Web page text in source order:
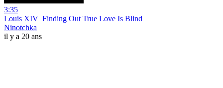
3:35
Louis XIV_Finding Out True Love Is Blind
Ninotchka
il y a 20 ans